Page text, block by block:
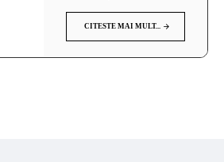
CITESTE MAI MULT...